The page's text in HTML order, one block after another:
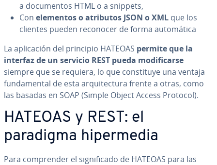
a do­cu­me­n­tos HTML o a snippets,
Con elementos o atributos JSON o XML que los
clientes pueden reconocer de forma au­to­má­ti­ca
La apli­ca­ción del principio HATEOAS permite que la
interfaz de un servicio REST pueda mo­di­fi­car­se
siempre que se requiera, lo que co­n­s­ti­tu­ye una ventaja
fu­n­da­me­n­tal de esta ar­qui­te­c­tu­ra frente a otras, como
las basadas en SOAP (Simple Object Access Protocol).
HATEOAS y REST: el
paradigma hi­pe­r­me­dia
Para co­m­pre­n­der el si­g­ni­fi­ca­do de HATEOAS para las